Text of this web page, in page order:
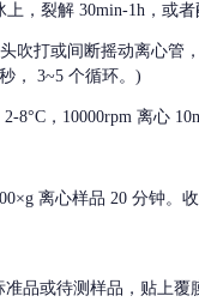
，裂解 30min-1h，或者
吹打或间断摇动离心管
， 3~5 个循环。)
2-8°C，10000rpm 离心
离心样品 20 分钟。
准品或待测样品，贴上覆